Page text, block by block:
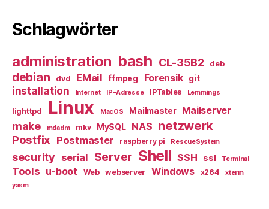
Schlagwörter
administration bash CL-35B2 deb
debian dvd EMail ffmpeg Forensik git
installation Internet IP-Adresse IPTables Lemmings
lighttpd Linux MacOS Mailmaster Mailserver
make mdadm mkv MySQL NAS netzwerk
Postfix Postmaster raspberry pi RescueSystem
security serial Server Shell SSH ssl Terminal
Tools u-boot Web webserver Windows x264
xterm
yasm